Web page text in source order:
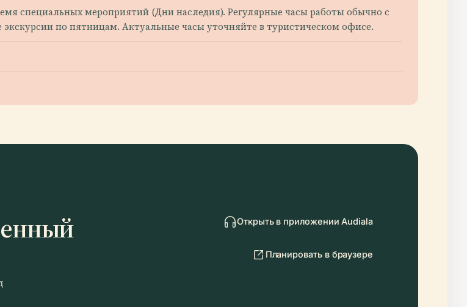
специальных мероприятий (Дни наследия). Регулярные часы работы обычно с
по пятницам. Актуальные часы уточняйте в туристическом офисе.
Открыть в приложении Audiala
Планировать в браузере